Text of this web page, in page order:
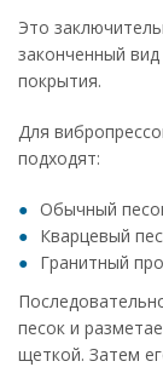
Это
законченный
покрытия.
Для
подходят:
Обычный
Кварцевый
Гранитный
песок и
щеткой. Затем